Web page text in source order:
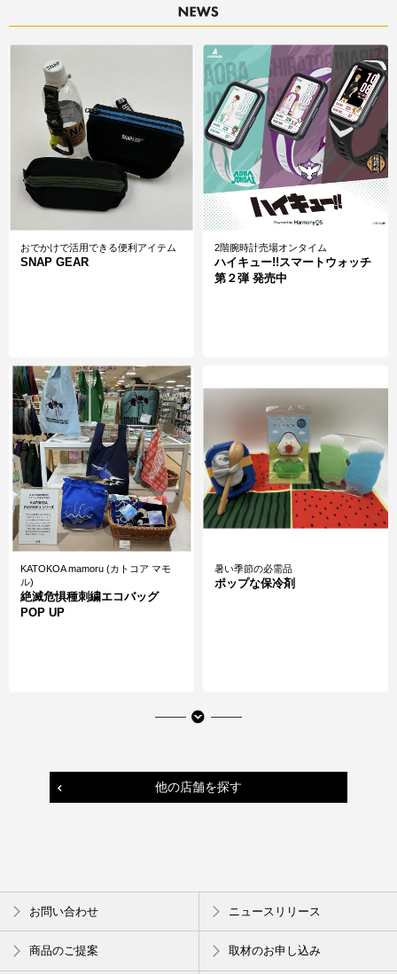
期間限定で開催
【予告】pickles the frog petit
bonbon (かえるのピクルス プ
チボンボン)
期間限定で開催！
ポムポムプリン POP-UP
STORE ～sweet party～inロフ
ト
ステッカーやTシャツなどが大集合
B-SIDE LABEL雑貨展
B-SIDE LABEL（ビーサイドレーベ
ル）
【予告】ステッカー特別販売会
おでかけで活用できる便利アイテム
SNAP GEAR
2階腕時計売場オンタイム
ハイキュー!!スマートウォッチ
第２弾 発売中
KATOKOA mamoru (カトコア マモ
ル)
絶滅危惧種刺繍エコバッグ
POP UP
暑い季節の必需品
ポップな保冷剤
遠州綿紬 「ぬくもり工房」 白雪ふきん 色かがり
他の店舗を探す
お問い合わせ ニュースリリース
商品のご提案 取材のお申し込み